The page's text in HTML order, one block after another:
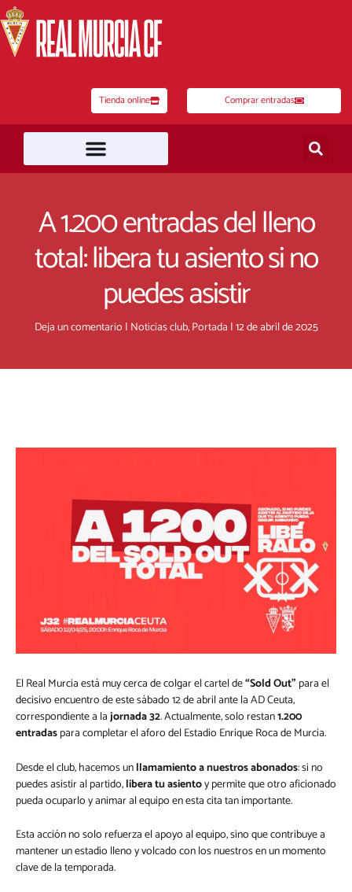
al
contenido
Tienda online Comprar entradas
A 1.200 entradas del lleno
total: libera tu asiento si no
puedes asistir
Deja un comentario | Noticias club,Portada |12 de abril de 2025
El Real Murcia está muy cerca de colgar el cartel de“Sold Out” para el
decisivo encuentro de este sábado 12 de abril ante la AD Ceuta,
correspondiente a lajornada 32. Actualmente, solo restan1.200
entradaspara completar el aforo del Estadio Enrique Roca de Murcia.
Desde el club, hacemos unllamamiento a nuestros abonados: si no
puedes asistir al partido,libera tu asientoy permite que otro aficionado
pueda ocuparlo y animar al equipo en esta cita tan importante.
Esta acción no solo refuerza el apoyo al equipo, sino que contribuye a
mantener un estadio lleno y volcado con los nuestros en un momento
clave de la temporada.